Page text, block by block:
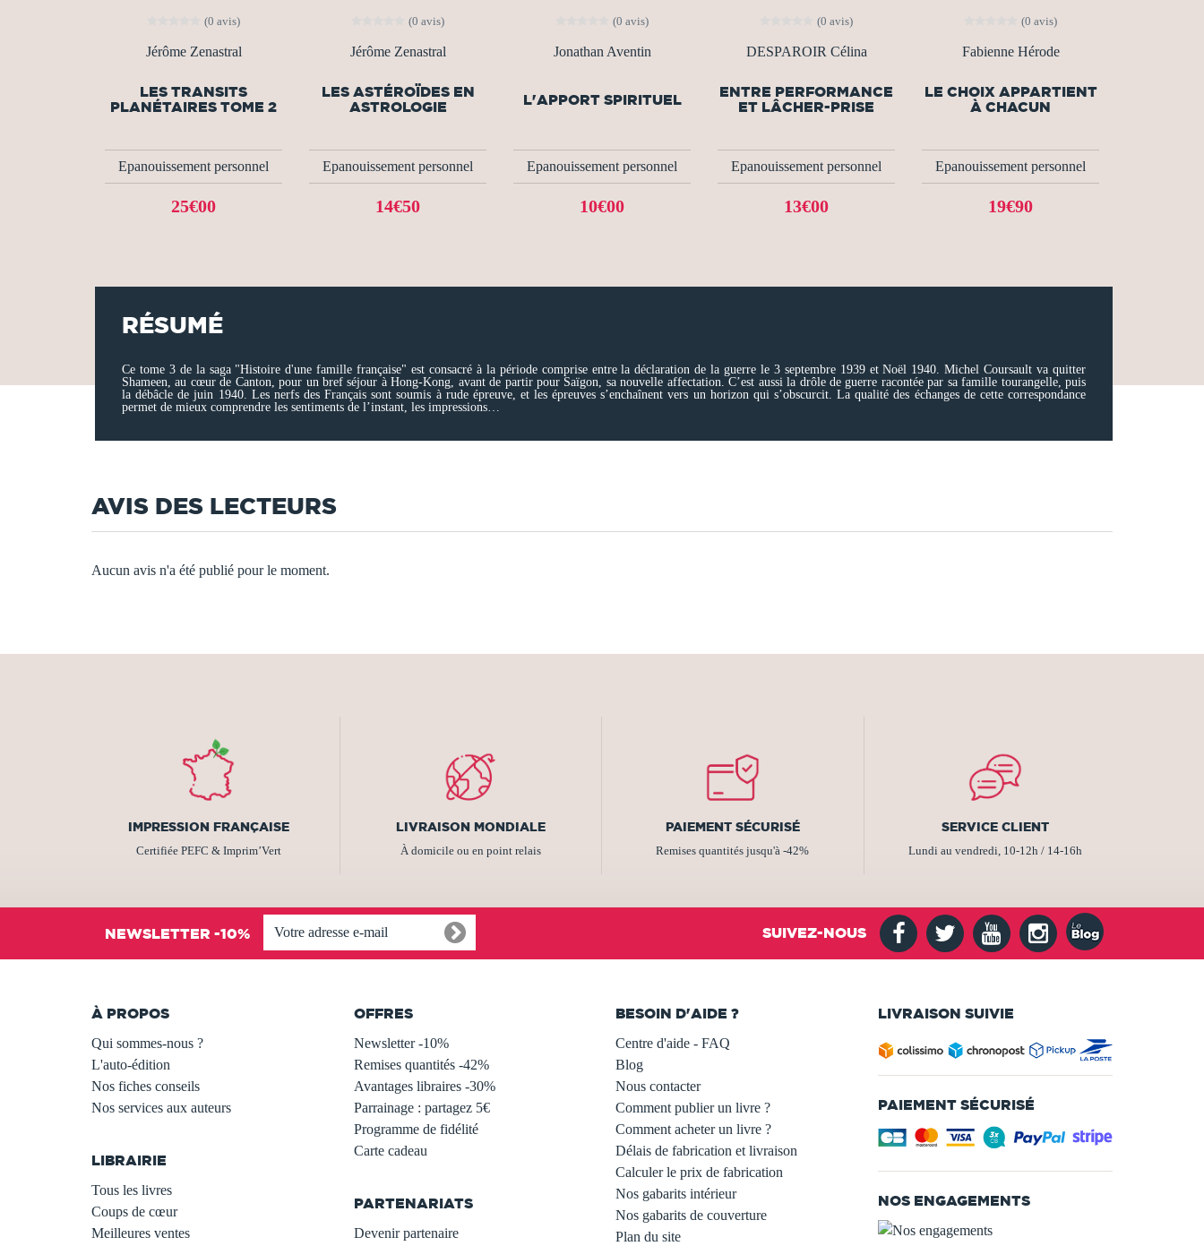
(0 avis)
Jérôme Zenastral
LES TRANSITS
PLANÉTAIRES TOME 2
Epanouissement personnel
25€00
(0 avis)
Jérôme Zenastral
LES ASTÉROÏDES EN
ASTROLOGIE
Epanouissement personnel
14€50
(0 avis)
Jonathan Aventin
L'APPORT SPIRITUEL
Epanouissement personnel
10€00
(0 avis)
DESPAROIR Célina
ENTRE PERFORMANCE
ET LÂCHER-PRISE
Epanouissement personnel
13€00
(0 avis)
Fabienne Hérode
LE CHOIX APPARTIENT
À CHACUN
Epanouissement personnel
19€90
RÉSUMÉ
Ce tome 3 de la saga "Histoire d'une famille française" est consacré à la période comprise entre la déclaration de la guerre le 3 septembre 1939 et Noël 1940. Michel Coursault va quitter
Shameen, au cœur de Canton, pour un bref séjour à Hong-Kong, avant de partir pour Saïgon, sa nouvelle affectation. C’est aussi la drôle de guerre racontée par sa famille tourangelle, puis
la débâcle de juin 1940. Les nerfs des Français sont soumis à rude épreuve, et les épreuves s’enchaînent vers un horizon qui s’obscurcit. La qualité des échanges de cette correspondance
permet de mieux comprendre les sentiments de l’instant, les impressions…
AVIS DES LECTEURS
Aucun avis n'a été publié pour le moment.
IMPRESSION FRANÇAISE
Certifiée PEFC & Imprim’Vert
LIVRAISON MONDIALE
À domicile ou en point relais
PAIEMENT SÉCURISÉ
Remises quantités jusqu'à -42%
SERVICE CLIENT
Lundi au vendredi, 10-12h / 14-16h
NEWSLETTER -10% SUIVEZ-NOUS
À PROPOS
Qui sommes-nous ?
L'auto-édition
Nos fiches conseils
Nos services aux auteurs
LIBRAIRIE
Tous les livres
Coups de cœur
Meilleures ventes
OFFRES
Newsletter -10%
Remises quantités -42%
Avantages libraires -30%
Parrainage : partagez 5€
Programme de fidélité
Carte cadeau
PARTENARIATS
Devenir partenaire
BESOIN D'AIDE ?
Centre d'aide - FAQ
Blog
Nous contacter
Comment publier un livre ?
Comment acheter un livre ?
Délais de fabrication et livraison
Calculer le prix de fabrication
Nos gabarits intérieur
Nos gabarits de couverture
Plan du site
LIVRAISON SUIVIE
PAIEMENT SÉCURISÉ
NOS ENGAGEMENTS